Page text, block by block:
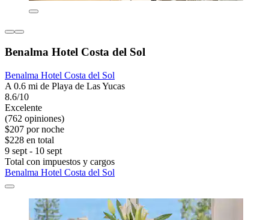
Benalma Hotel Costa del Sol
Benalma Hotel Costa del Sol
A 0.6 mi de Playa de Las Yucas
8.6/10
Excelente
(762 opiniones)
$207 por noche
$228 en total
9 sept - 10 sept
Total con impuestos y cargos
Benalma Hotel Costa del Sol